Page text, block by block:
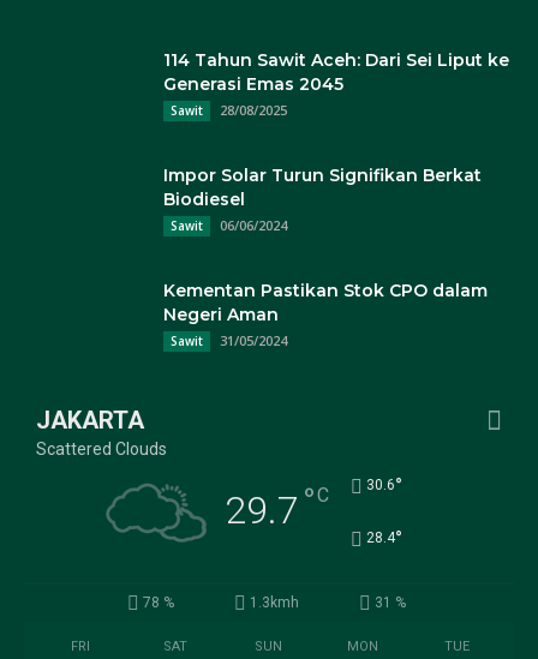
114 Tahun Sawit Aceh: Dari Sei Liput ke
Generasi Emas 2045
Sawit 28/08/2025
Impor Solar Turun Signifikan Berkat
Biodiesel
Sawit 06/06/2024
Kementan Pastikan Stok CPO dalam
Negeri Aman
Sawit 31/05/2024
JAKARTA
Scattered Clouds
29.7 °C 30.6°
28.4°
78 % 1.3kmh 31 %
FRI SAT SUN MON TUE